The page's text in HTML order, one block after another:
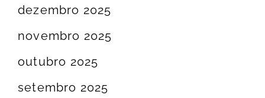
dezembro 2025
novembro 2025
outubro 2025
setembro 2025